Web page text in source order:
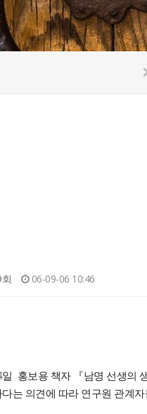
06-09-06 10:46
홍보용 책자 『남명 선생의
는 의견에 따라 연구원 관계